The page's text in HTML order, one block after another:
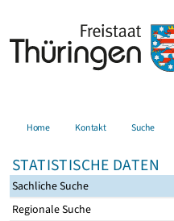
Home Kontakt Suche
STATISTISCHE DATEN
Sachliche Suche
Regionale Suche